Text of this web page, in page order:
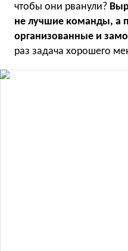
чтобы они рванули?
не лучшие команды, а
организованные и
раз задача хорошего